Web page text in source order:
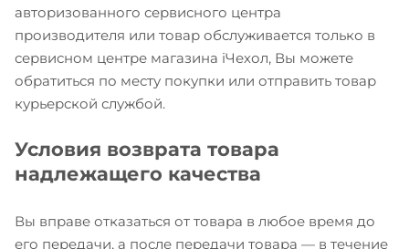
авторизованного сервисного центра
производителя или товар обслуживается только в
сервисном центре магазина iЧехол, Вы можете
обратиться по месту покупки или отправить товар
курьерской службой.
Условия возврата товара
надлежащего качества
Вы вправе отказаться от товара в любое время до
его передачи, а после передачи товара — в течение